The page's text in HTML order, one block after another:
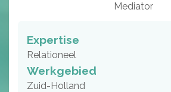
Mediator
Expertise
Relationeel
Werkgebied
Zuid-Holland